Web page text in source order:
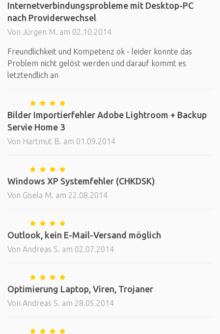
Internetverbindungsprobleme mit Desktop-PC
nach Providerwechsel
Von Jürgen M. am 02.10.2014
Freundlichkeit und Kompetenz ok - leider konnte das
Problem nicht gelöst werden und darauf kommt es
letztendlich an
Bilder Importierfehler Adobe Lightroom + Backup
Servie Home 3
Von Hartmut B. am 01.09.2014
Windows XP Systemfehler (CHKDSK)
Von Gisela M. am 22.08.2014
Outlook, kein E-Mail-Versand möglich
Von Andreas S. am 02.07.2014
Optimierung Laptop, Viren, Trojaner
Von Andreas S. am 28.05.2014